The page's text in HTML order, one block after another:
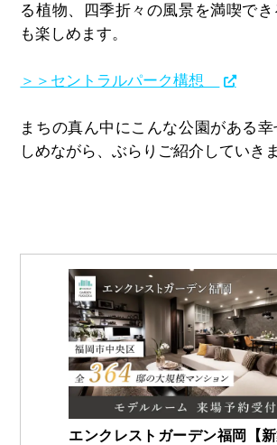
る植物、四季折々の風景を満喫で
も楽しめます。
＞＞セントラルパーク構想
まちの真ん中にこんな公園がある
しめながら、ぶらりご紹介していきま
エンクレストガーデン福岡【